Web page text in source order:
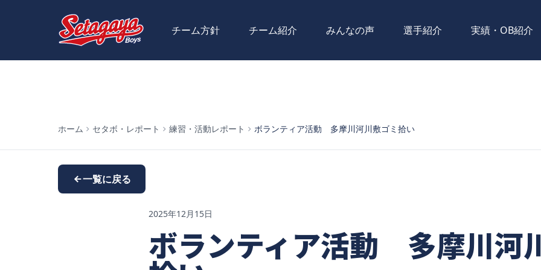
チーム方針 チーム紹介 みんなの声 選手紹介 実績・OB紹介
ホーム セタボ・レポート 練習・活動レポート ボランティア活動 多摩川河川敷ゴミ拾い
一覧に戻る
2025年12月15日
ボランティア活動 多摩川河